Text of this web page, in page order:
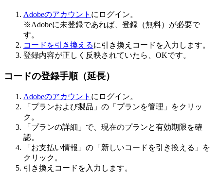
Adobeのアカウント にログイン。
※Adobeに未登録であれば、登録（無料）が必要で
す。
コードを引き換えるに引き換えコードを入力します。
登録内容が正しく反映されていたら、OKです。
コードの登録手順（延長）
Adobeのアカウント にログイン。
「プランおよび製品」の「プランを管理」をクリッ
ク。
「プランの詳細」で、現在のプランと有効期限を確
認。
「お支払い情報」の「新しいコードを引き換える」を
クリック。
引き換えコードを入力します。